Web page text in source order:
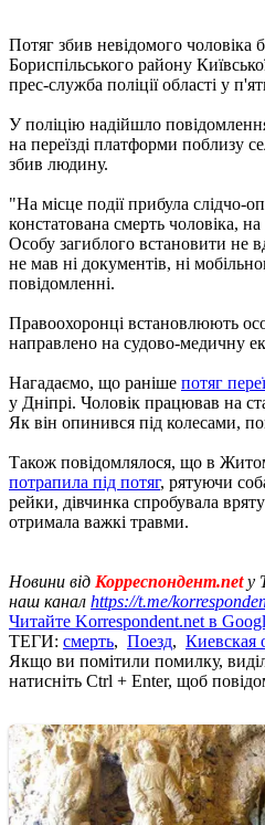
Потяг збив невідомого чоловіка
Бориспільського району
прес-служба поліції області у
У поліцію надійшло
на переїзді платформи поблизу
збив людину.
"На місце події прибула слідчо-
констатована смерть чоловіка,
Особу загиблого встановити не
не мав ні документів, ні
повідомленні.
Правоохоронці встановлюють
направлено на судово-медичну
Нагадаємо, що раніше потяг
у Дніпрі. Чоловік працював на
Як він опинився під колесами,
Також повідомлялося, що в
потрапила під потяг, рятуючи
рейки, дівчинка спробувала
отримала важкі травми.
Новини від Корреспондент.netу
наш канал https://t.me/
Читайте Korrespondent.net в
ТЕГИ: смерть, Поезд, Киевская
Якщо ви помітили помилку,
натисніть Ctrl + Enter, щоб